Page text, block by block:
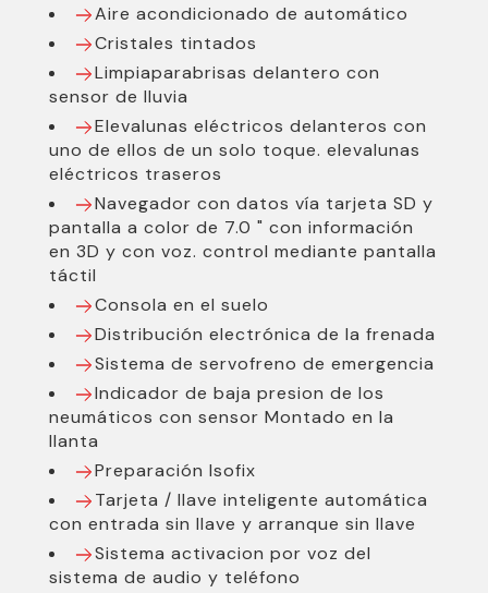
Aire acondicionado de automático
Cristales tintados
Limpiaparabrisas delantero con
sensor de lluvia
Elevalunas eléctricos delanteros con
uno de ellos de un solo toque. elevalunas
eléctricos traseros
Navegador con datos vía tarjeta SD y
pantalla a color de 7.0 " con información
en 3D y con voz. control mediante pantalla
táctil
Consola en el suelo
Distribución electrónica de la frenada
Sistema de servofreno de emergencia
Indicador de baja presion de los
neumáticos con sensor Montado en la
llanta
Preparación Isofix
Tarjeta / llave inteligente automática
con entrada sin llave y arranque sin llave
Sistema activacion por voz del
sistema de audio y teléfono